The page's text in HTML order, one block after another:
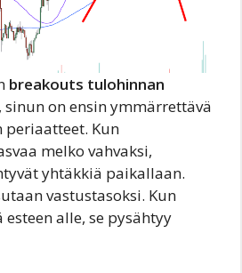
breakouts tulohinnan
, sinun on ensin ymmärrettävä
periaatteet. Kun
melko vahvaksi,
yhtäkkiä paikallaan.
vastustasoksi. Kun
alle, se pysähtyy